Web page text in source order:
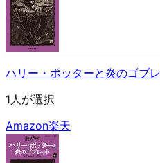
ハリー・ポッターと炎のゴブ
1人が選択
Amazon楽天